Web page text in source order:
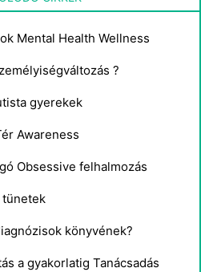
Mental Health Wellness
?
gyerekek
Awareness
Obsessive felhalmozás
tünetek
könyvének?
a gyakorlatig Tanácsadás